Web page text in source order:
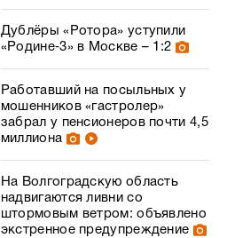
Дублёры «Ротора» уступили
«Родине‑3» в Москве – 1:2
Работавший на посыльных у
мошенников «гастролер»
забрал у пенсионеров почти 4,5
миллиона
На Волгоградскую область
надвигаются ливни со
штормовым ветром: объявлено
экстренное предупреждение